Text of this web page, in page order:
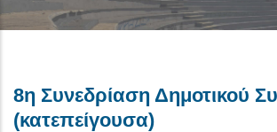
8η Συνεδρίαση Δημοτικού
(κατεπείγουσα)